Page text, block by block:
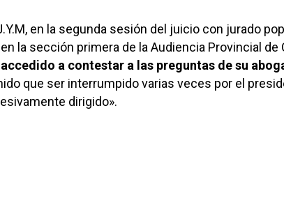
en la segunda sesión del juicio con jurado
la sección primera de la Audiencia Provincial de
a contestar a las preguntas de su
que ser interrumpido varias veces por el
dirigido».